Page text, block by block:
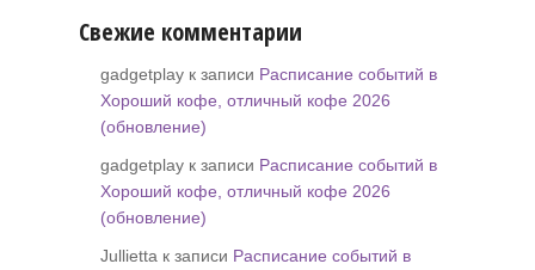
Свежие комментарии
gadgetplay к записи Расписание событий в
Хороший кофе, отличный кофе 2026
(обновление)
gadgetplay к записи Расписание событий в
Хороший кофе, отличный кофе 2026
(обновление)
Jullietta к записи Расписание событий в